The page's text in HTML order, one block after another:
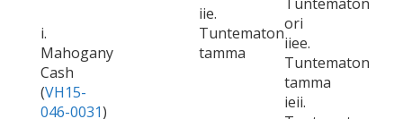
i.
Mahogany
Cash
(VH15-
046-0031)
iie.
Tuntematon
tamma
ori
iiee.
Tuntematon
tamma
ieii.